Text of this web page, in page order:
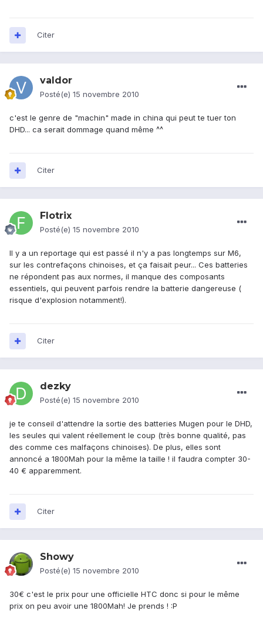
Citer
valdor
Posté(e) 15 novembre 2010
c'est le genre de "machin" made in china qui peut te tuer ton
DHD... ca serait dommage quand même ^^
Citer
Flotrix
Posté(e) 15 novembre 2010
Il y a un reportage qui est passé il n'y a pas longtemps sur M6,
sur les contrefaçons chinoises, et ça faisait peur... Ces batteries
ne répondent pas aux normes, il manque des composants
essentiels, qui peuvent parfois rendre la batterie dangereuse (
risque d'explosion notamment!).
Citer
dezky
Posté(e) 15 novembre 2010
je te conseil d'attendre la sortie des batteries Mugen pour le DHD,
les seules qui valent réellement le coup (très bonne qualité, pas
des comme ces malfaçons chinoises). De plus, elles sont
annoncé a 1800Mah pour la même la taille ! il faudra compter 30-
40 € apparemment.
Citer
Showy
Posté(e) 15 novembre 2010
30€ c'est le prix pour une officielle HTC donc si pour le même
prix on peu avoir une 1800Mah! Je prends ! :P